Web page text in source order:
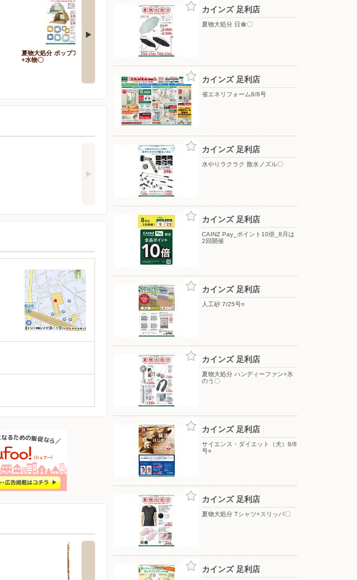
夏物大処分 ポップアップテント
+水物〇
水やりラクラク 散水ノズル〇
カインズ 足利店
夏物大処分 日傘〇
カインズ 足利店
省エネリフォーム8/8号
カインズ 足利店
水やりラクラク 散水ノズル〇
カインズ 足利店
CAINZ Pay_ポイント10倍_8月は
2回開催
カインズ 足利店
人工砂 7/25号○
カインズ 足利店
夏物大処分 ハンディーファン+氷
のう〇
カインズ 足利店
サイエンス・ダイエット（犬）8/8
号○
カインズ 足利店
夏物大処分 Tシャツ+スリッパ〇
カインズ 足利店